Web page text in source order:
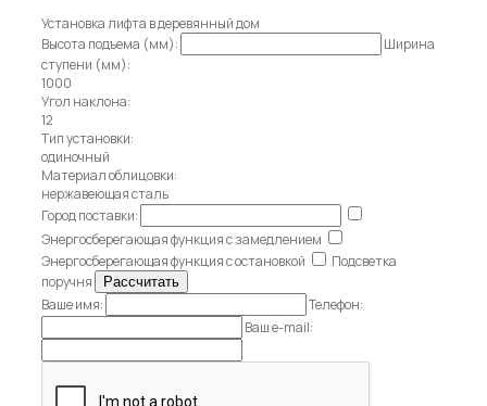
Установка лифта в деревянный дом
Высота подъема (мм):
Ширина
ступени (мм):
1000
Угол наклона:
12
Тип установки:
одиночный
Материал облицовки:
нержавеющая сталь
Город поставки:
Энергосберегающая функция с замедлением
Энергосберегающая функция с остановкой
Подсветка
поручня
Ваше имя:
Телефон:
Ваш e-mail: